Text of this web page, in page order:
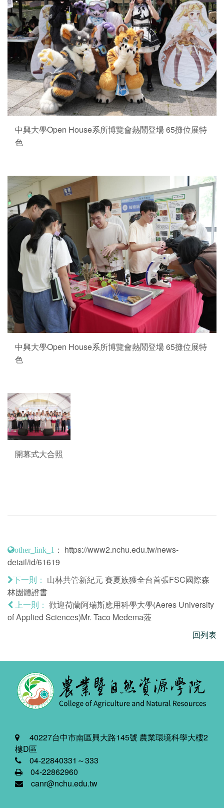
中興大學Open House系所博覽會熱鬧登場 65攤位展特
色
中興大學Open House系所博覽會熱鬧登場 65攤位展特
色
開幕式大合照
other_link_1 ： https://www2.nchu.edu.tw/news-
detail/id/61619
下一則：
山林共管新紀元 賽夏族獲全台首張FSC國際森
林團體證書
上一則：
歡迎荷蘭阿瑞斯應用科學大學(Aeres University
of Applied Sciences)Mr. Taco Medema蒞
回列表
40227台中市南區興大路145號 農業環境科學大樓2
樓D區
04-22840331～333
04-22862960
canr@nchu.edu.tw